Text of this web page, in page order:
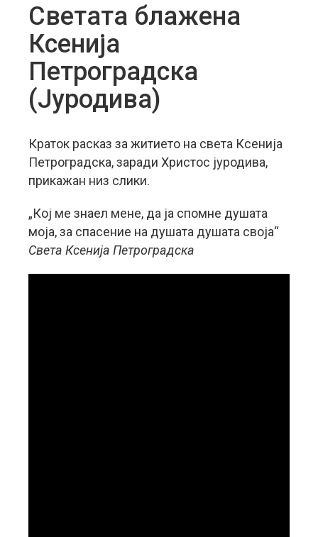
Светата блажена
Ксенија
Петроградска
(Јуродива)
Краток расказ за житието на света Ксенија
Петроградска, заради Христос јуродива,
прикажан низ слики.
„Кој ме знаел мене, да ја спомне душата
моја, за спасение на душата душата своја“
Света Ксенија Петроградска